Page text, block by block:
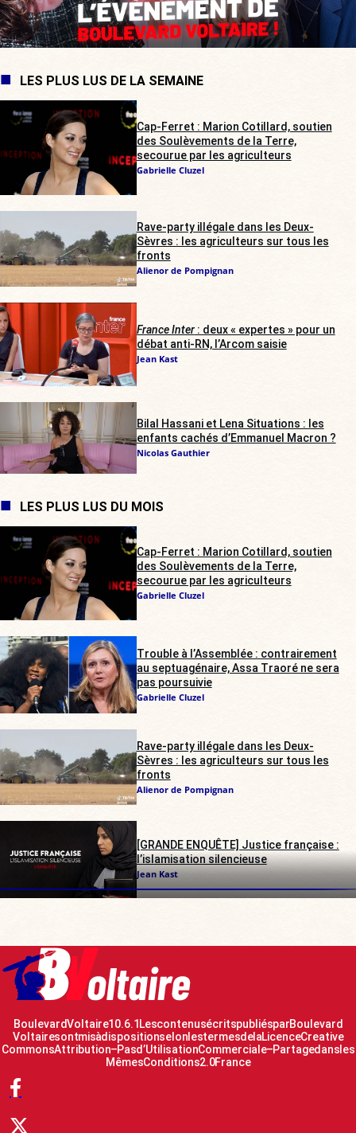
LES PLUS LUS DE LA SEMAINE
Cap-Ferret : Marion Cotillard, soutien
des Soulèvements de la Terre,
secourue par les agriculteurs
Gabrielle Cluzel
Rave-party illégale dans les Deux-
Sèvres : les agriculteurs sur tous les
fronts
Alienor de Pompignan
France Inter: deux « expertes » pour un
débat anti-RN, l’Arcom saisie
Jean Kast
Bilal Hassani et Lena Situations : les
enfants cachés d’Emmanuel Macron ?
Nicolas Gauthier
LES PLUS LUS DU MOIS
Cap-Ferret : Marion Cotillard, soutien
des Soulèvements de la Terre,
secourue par les agriculteurs
Gabrielle Cluzel
Trouble à l’Assemblée : contrairement
au septuagénaire, Assa Traoré ne sera
pas poursuivie
Gabrielle Cluzel
Rave-party illégale dans les Deux-
Sèvres : les agriculteurs sur tous les
fronts
Alienor de Pompignan
[GRANDE ENQUÊTE] Justice française :
l’islamisation silencieuse
Jean Kast
Boulevard Voltaire 10.6.1 Les contenus écrits publiés par Boulevard
Voltaire sont mis à disposition selon les termes de la Licence Creative
Commons Attribution – Pas d’Utilisation Commerciale – Partage dans les
Mêmes Conditions 2.0 France